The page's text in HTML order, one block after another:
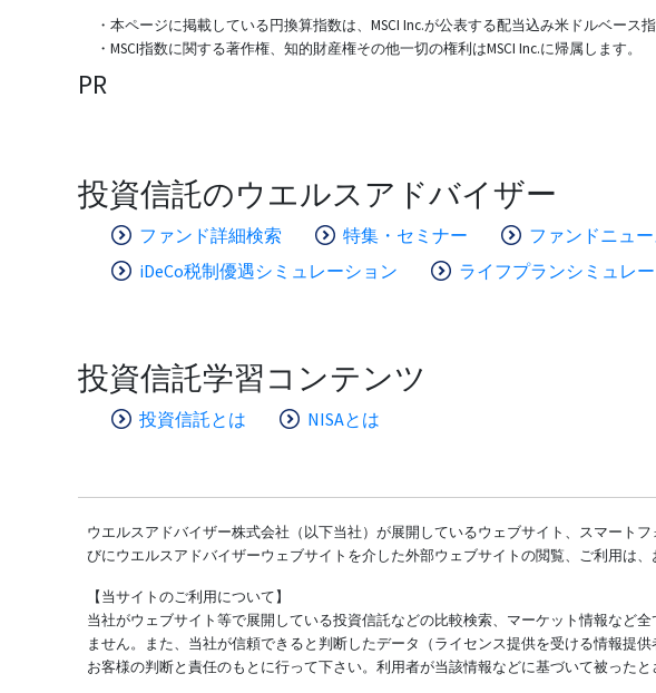
・本ページに掲載している円換算指数は、MSCI Inc.が公表する配当込み米ドルベース
・MSCI指数に関する著作権、知的財産権その他一切の権利はMSCI Inc.に帰属します。
PR
投資信託のウエルスアドバイザー
ファンド詳細検索 特集・セミナー ファンドニュー
iDeCo税制優遇シミュレーション
ライフプランシミュレ
投資信託学習コンテンツ
投資信託とは NISAとは
ウエルスアドバイザー株式会社（以下当社）が展開しているウェブサイト、スマート
びにウエルスアドバイザーウェブサイトを介した外部ウェブサイトの閲覧、ご利用は
【当サイトのご利用について】
当社がウェブサイト等で展開している投資信託などの比較検索、マーケット情報など
ません。また、当社が信頼できると判断したデータ（ライセンス提供を受ける情報提
お客様の判断と責任のもとに行って下さい。利用者が当該情報などに基づいて被った